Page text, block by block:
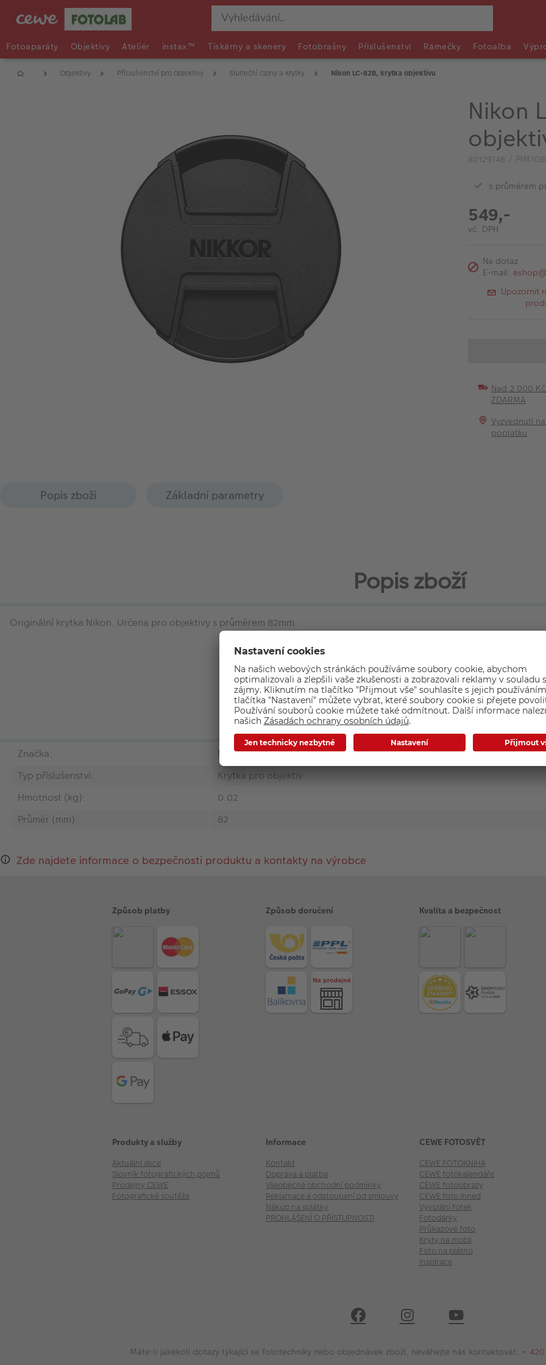
Fotoaparáty Objektivy Ateliér instax™ Tiskárny a skenery Fotobrašny Příslušenství Rámečky Fotoalba
Objektivy Příslušenství pro objektivy Sluneční clony a krytky Nikon LC-82B, krytka objektivu
Nikon
80129148 /
s průměrem
549,-
vč. DPH
Na dotaz
E-mail:
Upozornit
Nad 2 000 Kč
ZDARMA
Vyzvednutí
poplatku
Popis zboží Základní parametry
Popis zboží
Originální krytka Nikon. Určena pro objektivy s průměrem 82mm.
Základní parametry
Značka:
Nikon
Typ příslušenství:
Krytka pro objektiv
Hmotnost (kg):
0.02
Průměr (mm):
82
Zde najdete informace o bezpečnosti produktu a kontakty na výrobce
Způsob platby Způsob doručení Kvalita a bezpečnost
Produkty a služby
Aktuální akce
Slovník fotografických pojmů
Prodejny CEWE
Fotografické soutěže
Informace
Kontakt
Doprava a platba
Všeobecné obchodní podmínky
Reklamace a odstoupení od smlouvy
Nákup na splátky
PROHLÁŠENÍ O PŘÍSTUPNOSTI
CEWE FOTOSVĚT
CEWE FOTOKNIHA
CEWE fotokalendáře
CEWE fotoobrazy
CEWE foto ihned
Vyvolání fotek
Fotodárky
Průkazové foto
Kryty na mobil
Foto na plátno
Inspirace
Máte-li jakékoli dotazy týkající se fototechniky nebo objednávek zboží, neváhejte nás kontaktovat: +